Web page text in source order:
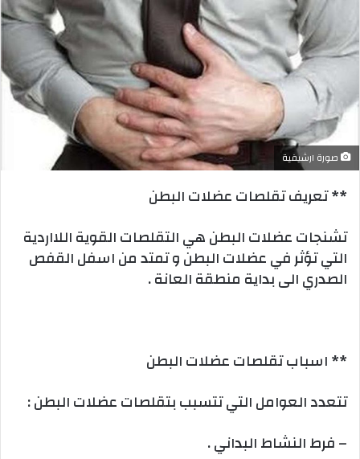
صورة ارشيفية
** تعريف تقلصات عضلات البطن
تشنجات عضلات البطن هي التقلصات القوية اللااردية
التي تؤثر في عضلات البطن و تمتد من اسفل القفص
الصدري الى بداية منطقة العانة .
** اسباب تقلصات عضلات البطن
تتعدد العوامل التي تتسبب بتقلصات عضلات البطن :
– فرط النشاط البداني .